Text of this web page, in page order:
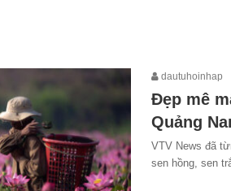
dautuhoinhap
Đẹp mê
Quảng
VTV News đã
sen hồng, sen